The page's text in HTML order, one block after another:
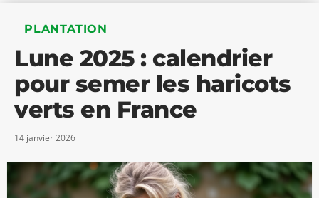
PLANTATION
Lune 2025 : calendrier
pour semer les haricots
verts en France
14 janvier 2026